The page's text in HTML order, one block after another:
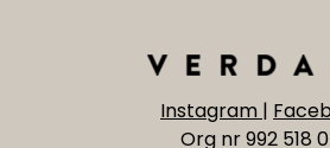
Instagram |
Org nr 992 518